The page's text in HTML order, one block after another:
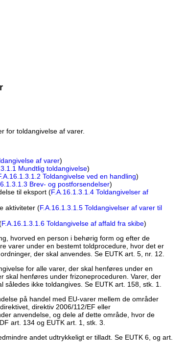
for toldangivelse af varer.
af varer)
Mundtlig toldangivelse)
Toldangivelse ved en handling)
Brev- og postforsendelser)
til eksport (F.A.16.1.3.1.4 Toldangivelser af
aktiviteter (F.A.16.1.3.1.5 Toldangivelser af varer til
F.A.16.1.3.1.6 Toldangivelse af affald fra skibe)
hvorved en person i behørig form og efter de
varer under en bestemt toldprocedure, hvor det er
der skal anvendes. Se EUTK art. 5, nr. 12.
for alle varer, der skal henføres under en
skal henføres under frizoneproceduren. Varer, der
ikke toldangives. Se EUTK art. 158, stk. 1.
på handel med EU-varer mellem de områder
direktiv 2006/112/EF eller
anvendelse, og dele af dette område, hvor de
art. 134 og EUTK art. 1, stk. 3.
andet udtrykkeligt er tilladt. Se EUTK 6, og art.